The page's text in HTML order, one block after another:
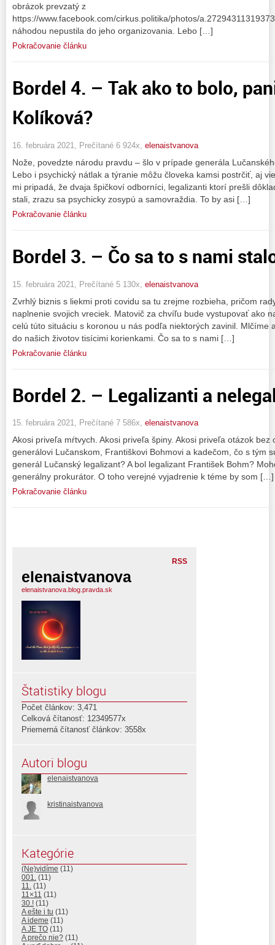
obrázok prevzatý z
https://www.facebook.com/cirkus.politika/photos/
náhodou nepustila do jeho organizovania. Lebo […]
Pokračovanie článku
Bordel 4. – Tak ako to bolo,
Kolíková?
16. februára 2021, Prečítané 6 924x, elenaistvanova
Nože, povedzte národu pravdu – šlo v prípade generála
Lebo i psychický nátlak a týranie môžu človeka kamsi postrčiť, aj
mi pripadá, že dvaja špičkoví odborníci, legalizanti ktorí prešli
stali, zrazu sa psychicky zosypú a samovraždia. To by asi […]
Pokračovanie článku
Bordel 3. – Čo sa to s nami
15. februára 2021, Prečítané 5 130x, elenaistvanova
Zvrhlý biznis s liekmi proti covidu sa tu zrejme rozbieha, pričom
naplnenie svojich vreciek. Matovič za chvíľu bude vystupovať ako
celú túto situáciu s koronou u nás podľa niektorých zavinil. Mlčíme
do našich životov tisícimi korienkami. Čo sa to s nami […]
Pokračovanie článku
Bordel 2. – Legalizanti a
15. februára 2021, Prečítané 7 586x, elenaistvanova
Akosi priveľa mŕtvych. Akosi priveľa špiny. Akosi priveľa otázok
generálovi Lučanskom, Františkovi Bohmovi a kadečom, čo s tým
generál Lučanský legalizant? A bol legalizant František Bohm?
generálny prokurátor. O toho verejné vyjadrenie k téme by som […]
Pokračovanie článku
RSS
elenaistvanova
elenaistvanova.blog.pravda.sk
Štatistiky blogu
Počet článkov: 3,471
Celková čítanosť: 12349577x
Priemerná čítanosť článkov: 3558x
Autori blogu
elenaistvanova
kristinaistvanova
Kategórie
(Ne)vidíme (11)
001. (11)
11. (11)
11×11 (11)
30.! (11)
A ešte i tu (11)
A ideme (11)
A JE TO (11)
A prečo nie? (11)